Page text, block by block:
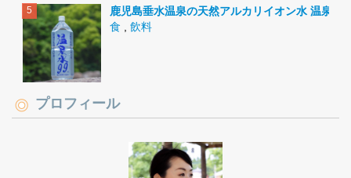
鹿児島垂水温泉の天然アルカリイオン水 温泉水
食 , 飲料
プロフィール